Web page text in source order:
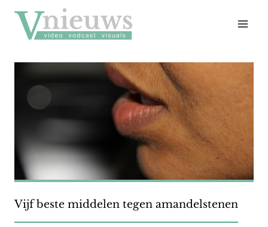
naar
inhoud
Vijf beste middelen tegen amandelstenen